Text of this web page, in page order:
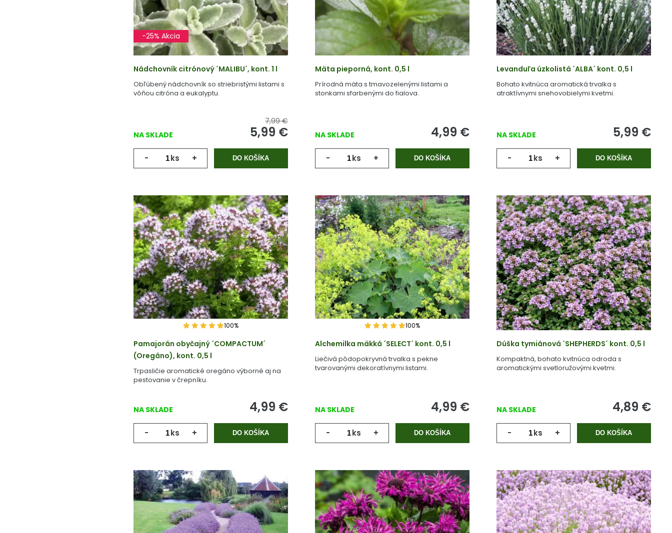
-25% Akcia
Nádchovník citrónový ´MALIBU´, kont. 1 l
Obľúbený nádchovník so striebristými listami s
vôňou citróna a eukalyptu.
NA SKLADE
7,99 €
5,99 €
- ks + DO KOŠÍKA
Mäta pieporná, kont. 0,5 l
Prírodná mäta s tmavozelenými listami a
stonkami sfarbenými do fialova.
NA SKLADE 4,99 €
- ks + DO KOŠÍKA
Levanduľa úzkolistá ´ALBA´ kont. 0,5 l
Bohato kvitnúca aromatická trvalka s
atraktívnymi snehovobielymi kvetmi.
NA SKLADE 5,99 €
- ks + DO KOŠÍKA
100%
Pamajorán obyčajný ´COMPACTUM´
(Oregáno), kont. 0,5 l
Trpasličie aromatické oregáno výborné aj na
pestovanie v črepníku.
NA SKLADE 4,99 €
- ks + DO KOŠÍKA
100%
Alchemilka mäkká ´SELECT´ kont. 0,5 l
Liečivá pôdopokryvná trvalka s pekne
tvarovanými dekoratívnymi listami.
NA SKLADE 4,99 €
- ks + DO KOŠÍKA
Dúška tymiánová ´SHEPHERDS´ kont. 0,5 l
Kompaktná, bohato kvitnúca odroda s
aromatickými svetloružovými kvetmi.
NA SKLADE 4,89 €
- ks + DO KOŠÍKA